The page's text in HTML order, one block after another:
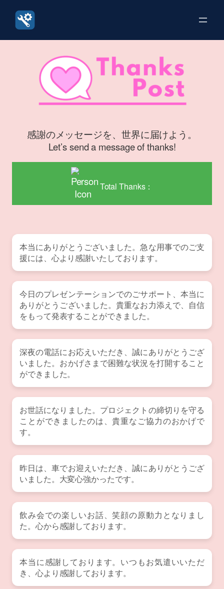
ス
感謝のメッセージを、世界に届けよう。
Let’s send a message of thanks!
Total Thanks：
本当にありがとうございました。急な用事でのご支
援には、心より感謝いたしております。
今日のプレゼンテーションでのごサポート、本当に
ありがとうございました。貴重なお力添えで、自信
をもって発表することができました。
深夜の電話にお応えいただき、誠にありがとうござ
いました。おかげさまで困難な状況を打開すること
ができました。
お世話になりました。プロジェクトの締切りを守る
ことができましたのは、貴重なご協力のおかげで
す。
昨日は、車でお迎えいただき、誠にありがとうござ
いました。大変心強かったです。
飲み会での楽しいお話、笑顔の原動力となりまし
た。心から感謝しております。
本当に感謝しております。いつもお気遣いいただ
き、心より感謝しております。